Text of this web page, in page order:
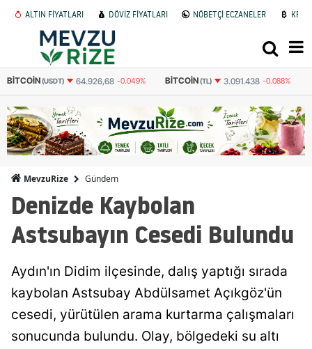
ALTIN FİYATLARI DÖVİZ FİYATLARI NÖBETÇİ ECZANELER
BITCOIN(TL) 3.091.438 -0.088% ETHEREUM(TL) 91.567 0.402%
MevzuRize Gündem
Denizde Kaybolan
Astsubayın Cesedi Bulundu
Aydın'ın Didim ilçesinde, dalış yaptığı sırada
kaybolan Astsubay Abdülsamet Açıkgöz'ün
cesedi, yürütülen arama kurtarma çalışmaları
sonucunda bulundu. Olay, bölgedeki su altı